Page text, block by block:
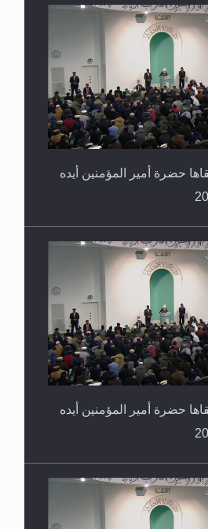
حضرة أمير المؤمنين أيده
حضرة أمير المؤمنين أيده